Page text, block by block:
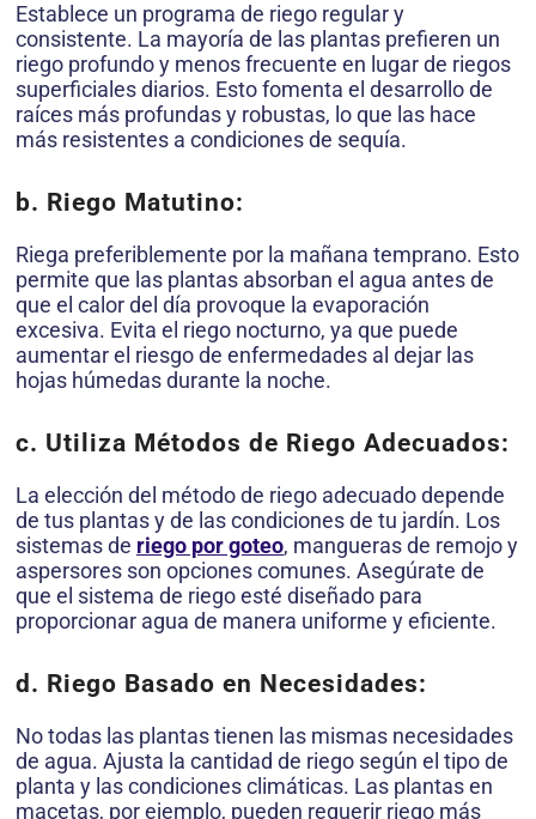
Establece un programa de riego regular y
consistente. La mayoría de las plantas prefieren un
riego profundo y menos frecuente en lugar de riegos
superficiales diarios. Esto fomenta el desarrollo de
raíces más profundas y robustas, lo que las hace
más resistentes a condiciones de sequía.
b. Riego Matutino:
Riega preferiblemente por la mañana temprano. Esto
permite que las plantas absorban el agua antes de
que el calor del día provoque la evaporación
excesiva. Evita el riego nocturno, ya que puede
aumentar el riesgo de enfermedades al dejar las
hojas húmedas durante la noche.
c. Utiliza Métodos de Riego Adecuados:
La elección del método de riego adecuado depende
de tus plantas y de las condiciones de tu jardín. Los
sistemas de riego por goteo, mangueras de remojo y
aspersores son opciones comunes. Asegúrate de
que el sistema de riego esté diseñado para
proporcionar agua de manera uniforme y eficiente.
d. Riego Basado en Necesidades:
No todas las plantas tienen las mismas necesidades
de agua. Ajusta la cantidad de riego según el tipo de
planta y las condiciones climáticas. Las plantas en
macetas, por ejemplo, pueden requerir riego más